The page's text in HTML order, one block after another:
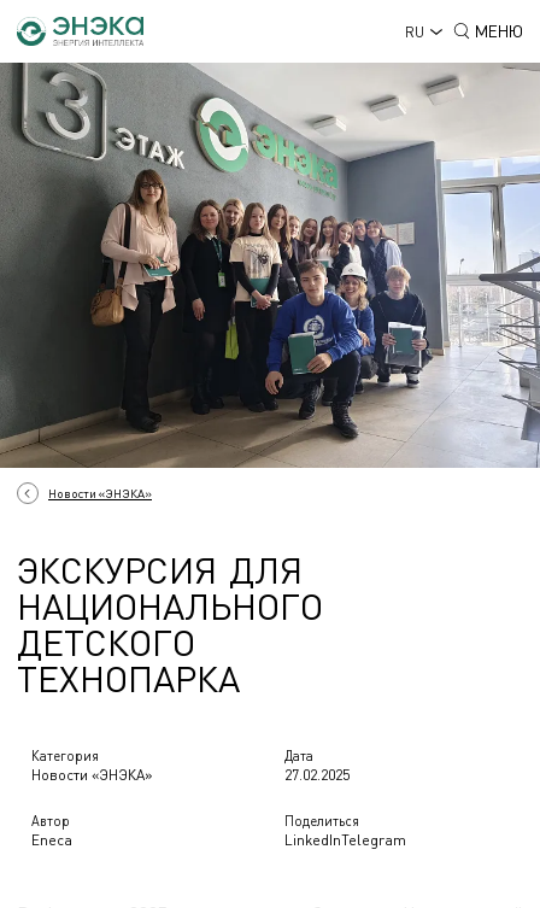
RU МЕНЮ
Новости «ЭНЭКА»
ЭКСКУРСИЯ ДЛЯ
ЭКСКУРСИЯ ДЛЯ
НАЦИОНАЛЬНОГО
ДЕТСКОГО
ТЕХНОПАРКА
Категория
Новости «ЭНЭКА»
Дата
27.02.2025
Автор
Eneca
Поделиться
LinkedInTelegram